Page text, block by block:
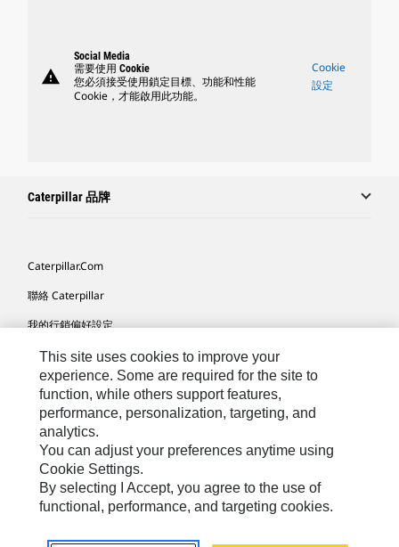
warning
Social Media
需要使用 Cookie
您必須接受使用鎖定目標、功能和性能
Cookie，才能啟用此功能。
Cookie
設定
Caterpillar 品牌
Caterpillar.com
聯絡 Caterpillar
我的行銷偏好設定
網站地圖
Cookie Settings
法律
隱私權
關於 Cat
This site uses cookies to improve your
experience. Some are required for the site to
function, while others support features,
performance, personalization, targeting, and
analytics.
You can adjust your preferences anytime using
Cookie Settings.
By selecting I Accept, you agree to the use of
functional, performance, and targeting cookies.